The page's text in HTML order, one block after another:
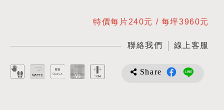
特價每片240元 / 每坪3960元
聯絡我們 線上客服
Share